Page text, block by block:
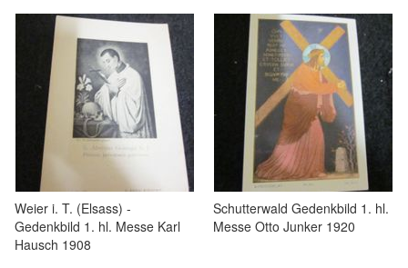
Weier i. T. (Elsass) -
Gedenkbild 1. hl. Messe Karl
Hausch 1908
Schutterwald Gedenkbild 1. hl.
Messe Otto Junker 1920